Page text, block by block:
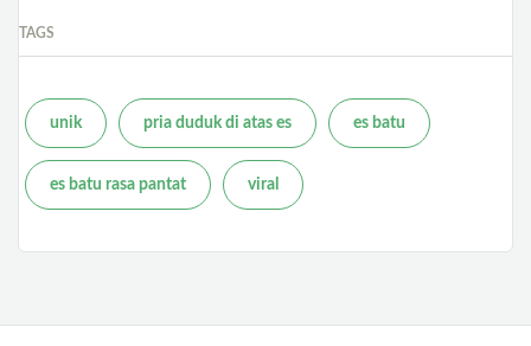
TAGS
unik pria duduk di atas es es batu
es batu rasa pantat viral